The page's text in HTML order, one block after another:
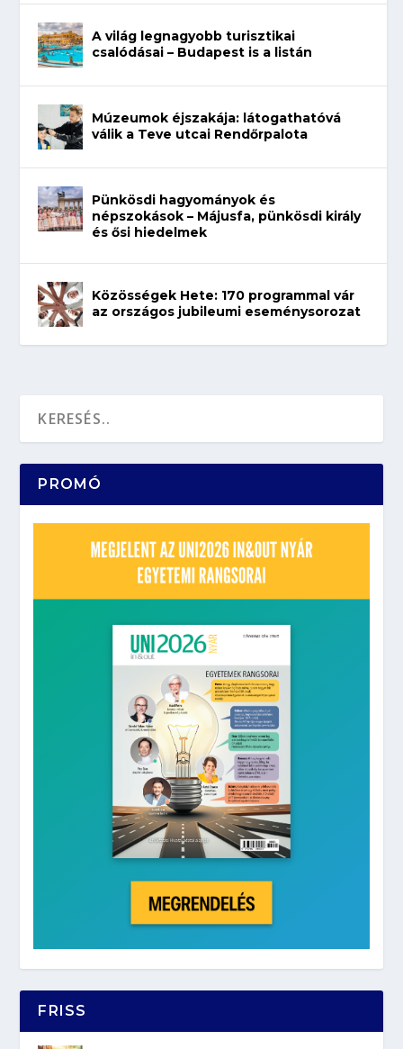
A világ legnagyobb turisztikai
csalódásai – Budapest is a listán
Múzeumok éjszakája: látogathatóvá
válik a Teve utcai Rendőrpalota
Pünkösdi hagyományok és
népszokások – Májusfa, pünkösdi király
és ősi hiedelmek
Közösségek Hete: 170 programmal vár
az országos jubileumi eseménysorozat
PROMÓ
FRISS